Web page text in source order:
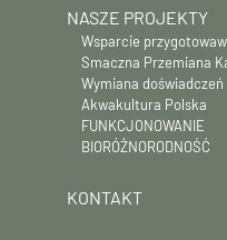
NASZE PROJEKTY
Wsparcie
Smaczna Przemiana
Wymiana doświadczeń
Akwakultura Polska
FUNKCJONOWANIE
BIORÓŻNORODNOŚĆ
KONTAKT